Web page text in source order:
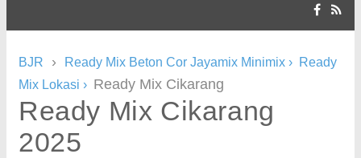
BJR › Ready Mix Beton Cor Jayamix Minimix › Ready
Mix Lokasi › Ready Mix Cikarang
Ready Mix Cikarang
2025